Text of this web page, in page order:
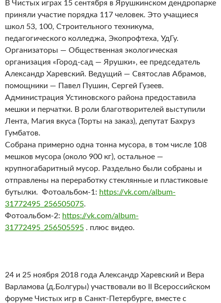
В Чистых играх 15 сентября в Ярушкинском дендропарке
приняли участие порядка 117 человек. Это учащиеся
школ 53, 100, Строительного техникума,
педагогического колледжа, Экопрофтеха, УдГу.
Организаторы — Общественная экологическая
организация «Город-сад — Ярушки», ее председатель
Александр Харевский. Ведущий — Святослав Абрамов,
помощники — Павел Пушин, Сергей Гузеев.
Администрация Устиновского района предоставила
мешки и перчатки. В роли благотворителей выступили
Лента, Магия вкуса (Торты на заказ), депутат Бахруз
Гумбатов.
Собрана примерно одна тонна мусора, в том числе 108
мешков мусора (около 900 кг), остальное —
крупногабаритный мусор. Раздельно были собраны и
отправлены на переработку стеклянные и пластиковые
бутылки. Фотоальбом-1: https://vk.com/album-
31772495_256505075.
Фотоальбом-2: https://vk.com/album-
31772495_256505595 . плюс видео.
24 и 25 ноября 2018 года Александр Харевский и Вера
Варламова (д.Болгуры) участвовали во II Всероссийском
форуме Чистых игр в Санкт-Петербурге, вместе с